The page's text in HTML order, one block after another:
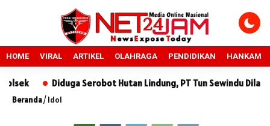
HOME VIRAL ARTIKEL OLAHRAGA PENDIDIKAN HANKAM
Diduga Serobot Hutan Lindung, PT Tun Sewindu
Beranda/Idol